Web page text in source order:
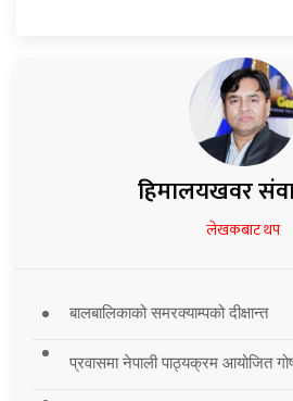
हिमालयखवर
लेखकबाट थप
बालबालिकाको समरक्याम्पको दीक्षान्त
प्रवासमा नेपाली पाठ्यक्रम आयोजित